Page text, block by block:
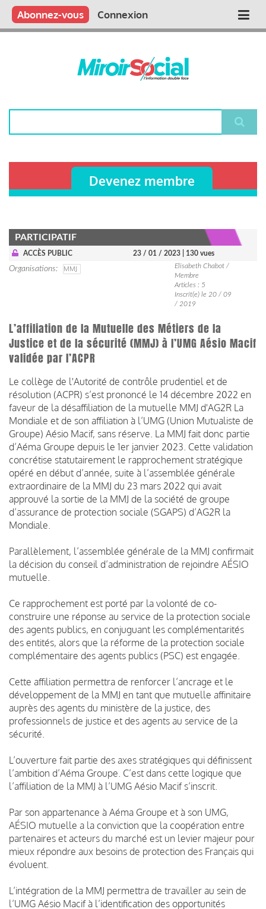
Aller
contenu
Main
Qui sommes nous ?
Vous publiez
Nous publions
Contactez-nous
Abonnez-vous Connexion
Devenez membre
PARTICIPATIF
ACCÈS PUBLIC 23 / 01 / 2023 | 130 vues
Organisations MMJ
Elisabeth Chabot /
Membre
Articles : 5
Inscrit(e) le 20 / 09
/ 2019
L’affiliation de la Mutuelle des Métiers de la
Justice et de la sécurité (MMJ) à l’UMG Aésio Macif
validée par l’ACPR
Le collège de l'Autorité de contrôle prudentiel et de
résolution (ACPR) s’est prononcé le 14 décembre 2022 en
faveur de la désaffiliation de la mutuelle MMJ d'AG2R La
Mondiale et de son affiliation à l’UMG (Union Mutualiste de
Groupe) Aésio Macif, sans réserve. La MMJ fait donc partie
d’Aéma Groupe depuis le 1er janvier 2023. Cette validation
concrétise statutairement le rapprochement stratégique
opéré en début d’année, suite à l’assemblée générale
extraordinaire de la MMJ du 23 mars 2022 qui avait
approuvé la sortie de la MMJ de la société de groupe
d’assurance de protection sociale (SGAPS) d’AG2R la
Mondiale.
Parallèlement, l’assemblée générale de la MMJ confirmait
la décision du conseil d’administration de rejoindre AÉSIO
mutuelle.
Ce rapprochement est porté par la volonté de co-
construire une réponse au service de la protection sociale
des agents publics, en conjuguant les complémentarités
des entités, alors que la réforme de la protection sociale
complémentaire des agents publics (PSC) est engagée.
Cette affiliation permettra de renforcer l’ancrage et le
développement de la MMJ en tant que mutuelle affinitaire
auprès des agents du ministère de la justice, des
professionnels de justice et des agents au service de la
sécurité.
L’ouverture fait partie des axes stratégiques qui définissent
l’ambition d’Aéma Groupe. C’est dans cette logique que
l’affiliation de la MMJ à l’UMG Aésio Macif s’inscrit.
Par son appartenance à Aéma Groupe et à son UMG,
AÉSIO mutuelle a la conviction que la coopération entre
partenaires et acteurs du marché est un levier majeur pour
mieux répondre aux besoins de protection des Français qui
évoluent.
L’intégration de la MMJ permettra de travailler au sein de
l’UMG Aésio Macif à l’identification des opportunités